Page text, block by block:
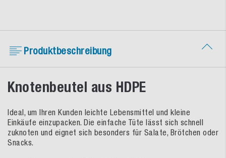
Produktbeschreibung
Knotenbeutel aus HDPE
Ideal, um Ihren Kunden leichte Lebensmittel und kleine
Einkäufe einzupacken. Die einfache Tüte lässt sich schnell
zuknoten und eignet sich besonders für Salate, Brötchen oder
Snacks.